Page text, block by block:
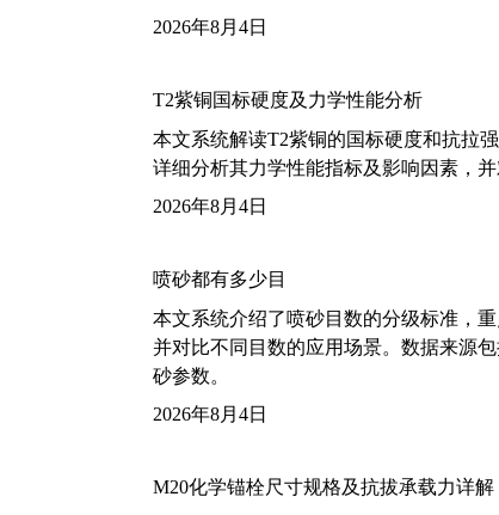
2026年8月4日
T2紫铜国标硬度及力学性能分析
本文系统解读T2紫铜的国标硬度和抗拉
详细分析其力学性能指标及影响因素，
2026年8月4日
喷砂都有多少目
本文系统介绍了喷砂目数的分级标准，
并对比不同目数的应用场景。数据来源
砂参数。
2026年8月4日
M20化学锚栓尺寸规格及抗拔承载力详解